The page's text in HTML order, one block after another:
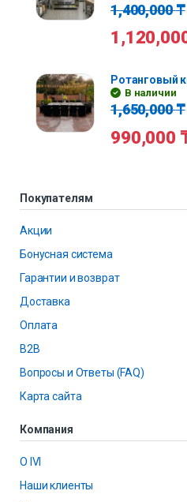
1,400,000₸
Ротанговый
В наличии
1,650,000₸
990,000
Покупателям
Акции
Бонусная система
Гарантии и возврат
Доставка
Оплата
B2B
Вопросы и Ответы (FAQ)
Карта сайта
Компания
О IVI
Наши клиенты